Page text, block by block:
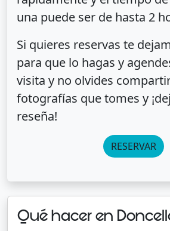
una puede ser de hasta 2
Si quieres reservas te
para que lo hagas y
visita y no olvides
fotografías que tomes y
reseña!
RESERVAR
Qué hacer en